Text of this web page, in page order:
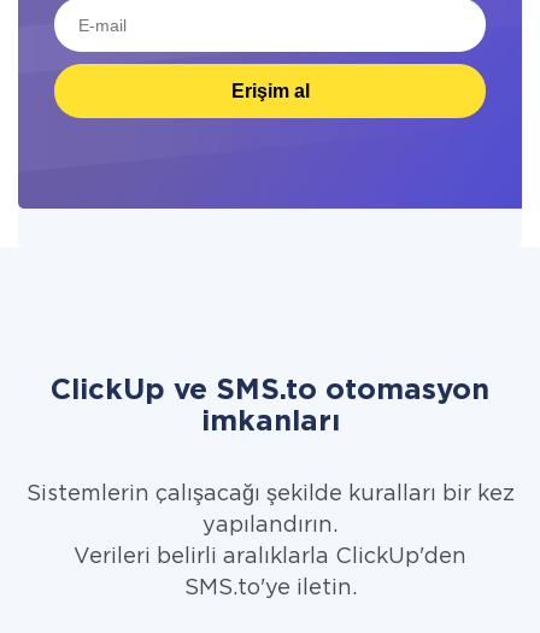
Erişim al
ClickUp ve SMS.to otomasyon
imkanları
Sistemlerin çalışacağı şekilde kuralları bir kez
yapılandırın.
Verileri belirli aralıklarla ClickUp'den
SMS.to'ye iletin.